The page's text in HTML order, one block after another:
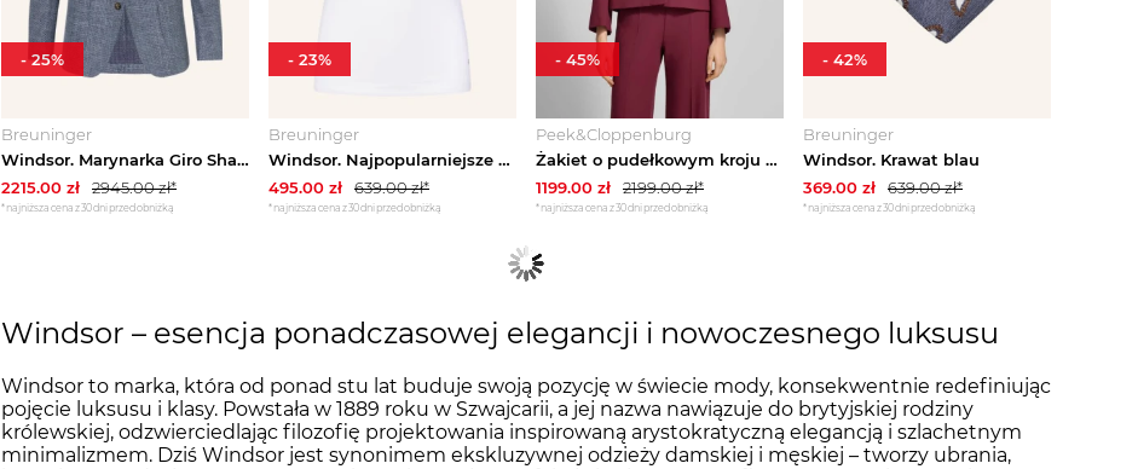
Breuninger
Windsor. Marynarka Giro Shaped Fit blau
2215.00 zł 2945.00zł*
*najniższa cena z 30 dni przed obniżką
-25%
Breuninger
Windsor. Najpopularniejsze weiss BIAŁY
495.00 zł 639.00zł*
*najniższa cena z 30 dni przed obniżką
- 23%
Peek&Cloppenburg
Żakiet o pudełkowym kroju z kieszeniami z patką Windsor Bordowy
1199.00 zł 2199.00zł*
*najniższa cena z 30 dni przed obniżką
- 45%
Breuninger
Windsor. Krawat blau
369.00 zł 639.00zł*
*najniższa cena z 30 dni przed obniżką
- 42%
Windsor – esencja ponadczasowej elegancji i nowoczesnego luksusu
Windsor to marka, która od ponad stu lat buduje swoją pozycję w świecie mody, konsekwentnie redefiniując
pojęcie luksusu i klasy. Powstała w 1889 roku w Szwajcarii, a jej nazwa nawiązuje do brytyjskiej rodziny
królewskiej, odzwierciedlając filozofię projektowania inspirowaną arystokratyczną elegancją i szlachetnym
minimalizmem. Dziś Windsor jest synonimem ekskluzywnej odzieży damskiej i męskiej – tworzy ubrania,